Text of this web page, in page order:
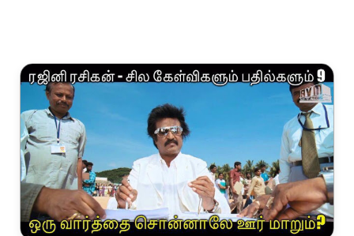
அரசியலின் மூலம் ஏதாவது நன்மை செய்ய வேண்டும்
என்று அவர் நினைத்தால், அது தான் ஆண்டவனின்
விருப்பம் என்றால், அது நடந்தே தீரும்.
அரசியல் சாக்கடை தான் ஆனால், யாராவது அதைச்
சுத்தம் செய்ய முன் வரணுமே? If he decides to get his
hands dirty, then why not?